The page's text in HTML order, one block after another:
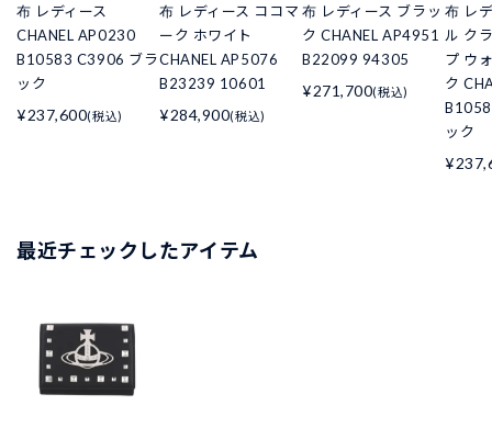
布 レディース
CHANEL AP0230
B10583 C3906 ブラ
ック
¥237,600(税込)
布 レディース ココマ
ーク ホワイト
CHANEL AP5076
B23239 10601
¥284,900(税込)
布 レディース ブラッ
ク CHANEL AP4951
B22099 94305
¥271,700(税込)
布 レ
ル ク
プ ウ
ク
ック
最近チェックしたアイテム